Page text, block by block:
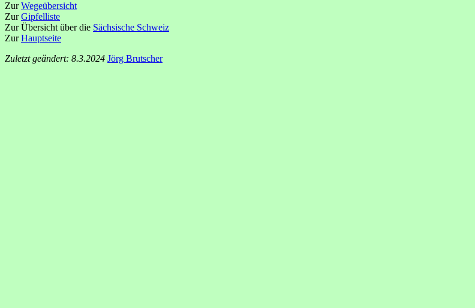
ZurWegeübersicht
ZurGipfelliste
Zur Übersicht über die Sächsische Schweiz
ZurHauptseite
Zuletzt geändert: 8.3.2024 Jörg Brutscher